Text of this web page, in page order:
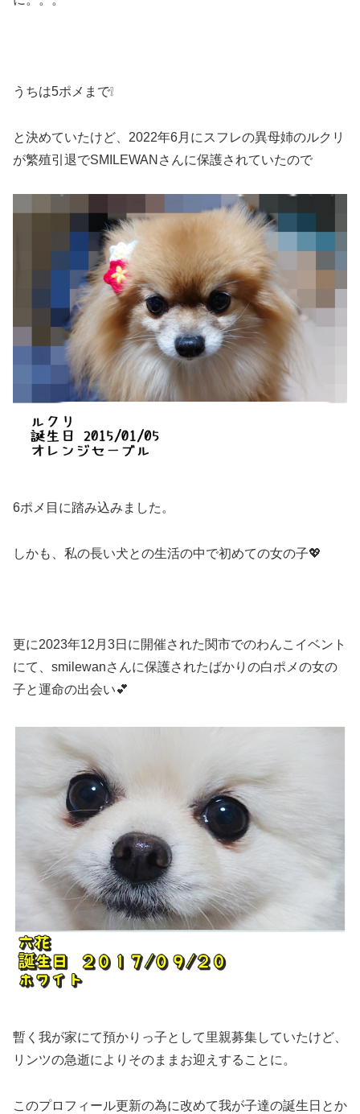
うちは5ポメまで❕
と決めていたけど、2022年6月にスフレの異母姉のルクリ
が繁殖引退でSMILEWANさんに保護されていたので
6ポメ目に踏み込みました。
しかも、私の長い犬との生活の中で初めての女の子💖
更に2023年12月3日に開催された関市でのわんこイベント
にて、smilewanさんに保護されたばかりの白ポメの女の
子と運命の出会い💕
暫く我が家にて預かりっ子として里親募集していたけど、
リンツの急逝によりそのままお迎えすることに。
このプロフィール更新の為に改めて我が子達の誕生日とか